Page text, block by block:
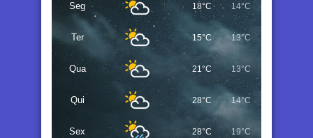
Seg 18°C 14°C
Ter 15°C 13°C
Qua 21°C 13°C
Qui 28°C 14°C
Sex 28°C 19°C